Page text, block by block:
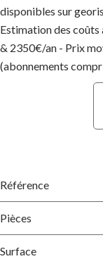
disponibles sur
Estimation des coûts
& 2350€/an - Prix
(abonnements
Référence
Pièces
Surface